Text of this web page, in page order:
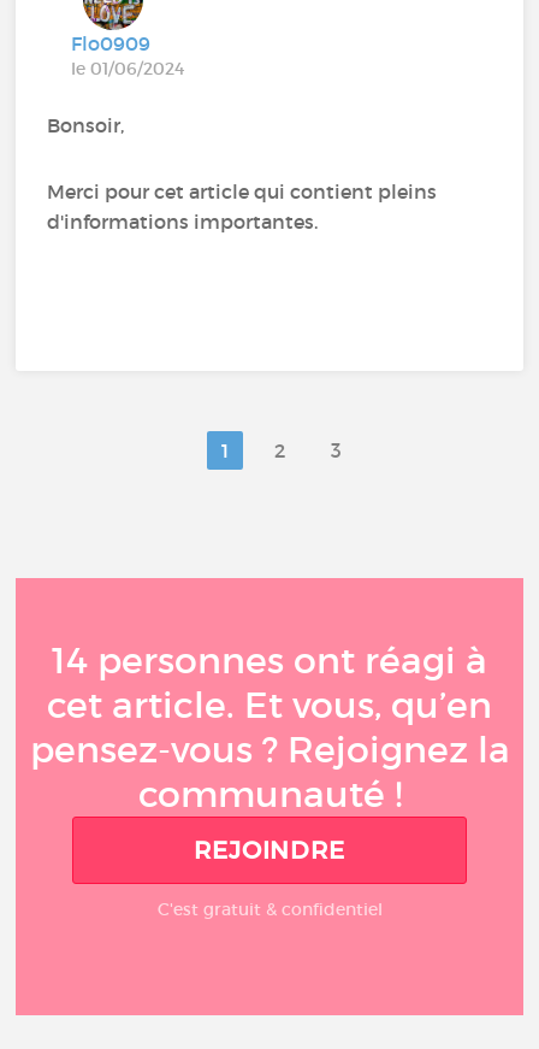
Flo0909
le 01/06/2024
Bonsoir,
Merci pour cet article qui contient pleins
d'informations importantes.
1 2 3
14 personnes ont réagi à
cet article. Et vous, qu’en
pensez-vous ? Rejoignez la
communauté !
REJOINDRE
C'est gratuit & confidentiel